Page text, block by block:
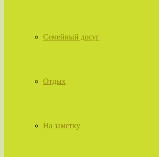
Семейный досуг
Отдых
На заметку